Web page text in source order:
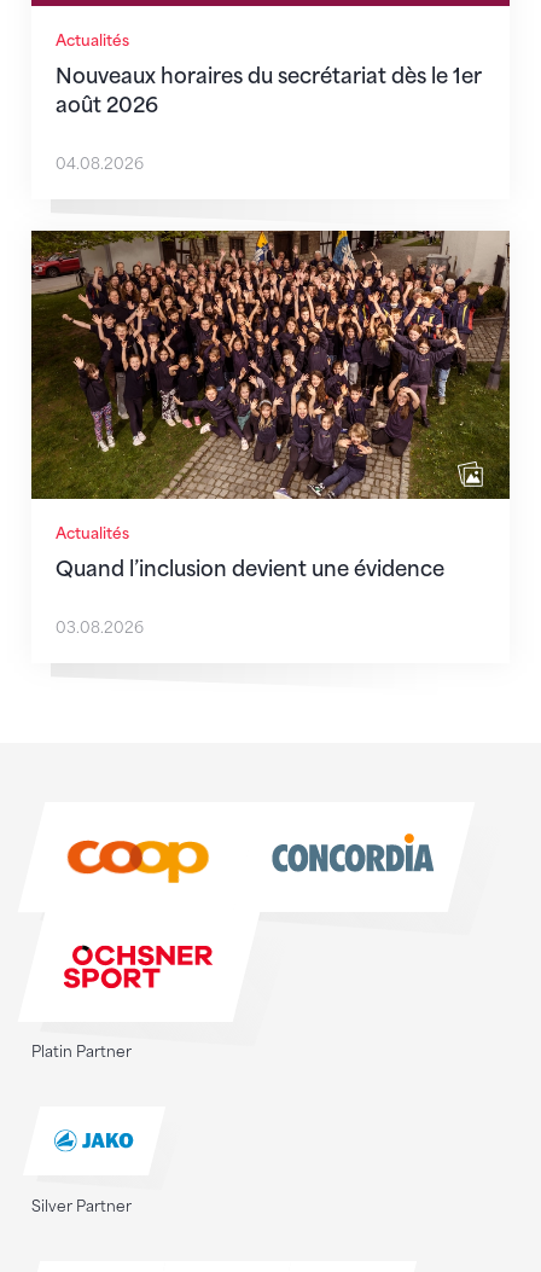
Actualités
Nouveaux horaires du secrétariat dès le 1er
août 2026
04.08.2026
Actualités
Quand l’inclusion devient une évidence
Quand l’inclusion devient une évidence
03.08.2026
Platin Partner
Silver Partner